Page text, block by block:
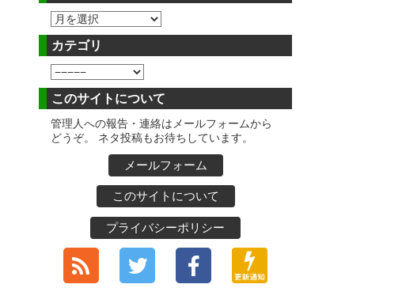
カテゴリ
このサイトについて
管理人への報告・連絡はメールフォームから
どうぞ。 ネタ投稿もお待ちしています。
メールフォーム
このサイトについて
プライバシーポリシー